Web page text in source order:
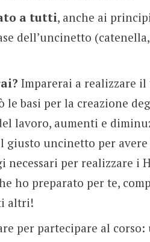
a tutti, anche ai
dell’uncinetto
Imparerai a realizzare
le basi per la creazione
lavoro, aumenti e
giusto uncinetto per
necessari per realizzare i
ho preparato per te,
altri!
per partecipare al